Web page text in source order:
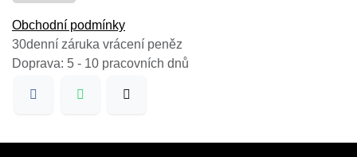
Obchodní podmínky
30denní záruka vrácení peněz
Doprava: 5 - 10 pracovních dnů